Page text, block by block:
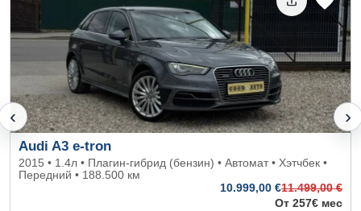
‹ ›
Audi A3 e-tron
2015 • 1.4л • Плагин-гибрид (бензин) • Автомат • Хэтчбек •
Передний • 188.500 км
10.999,00 €11.499,00 €
От 257€ мес